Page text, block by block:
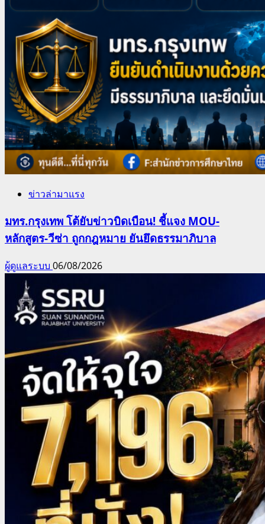
ข่าวล่ามาแรง
มทร.กรุงเทพ โต้ยับข่าวบิดเบือน! ชี้แจง MOU-
หลักสูตร-วีซ่า ถูกกฎหมาย ยันยึดธรรมาภิบาล
ผู้ดูแลระบบ 06/08/2026